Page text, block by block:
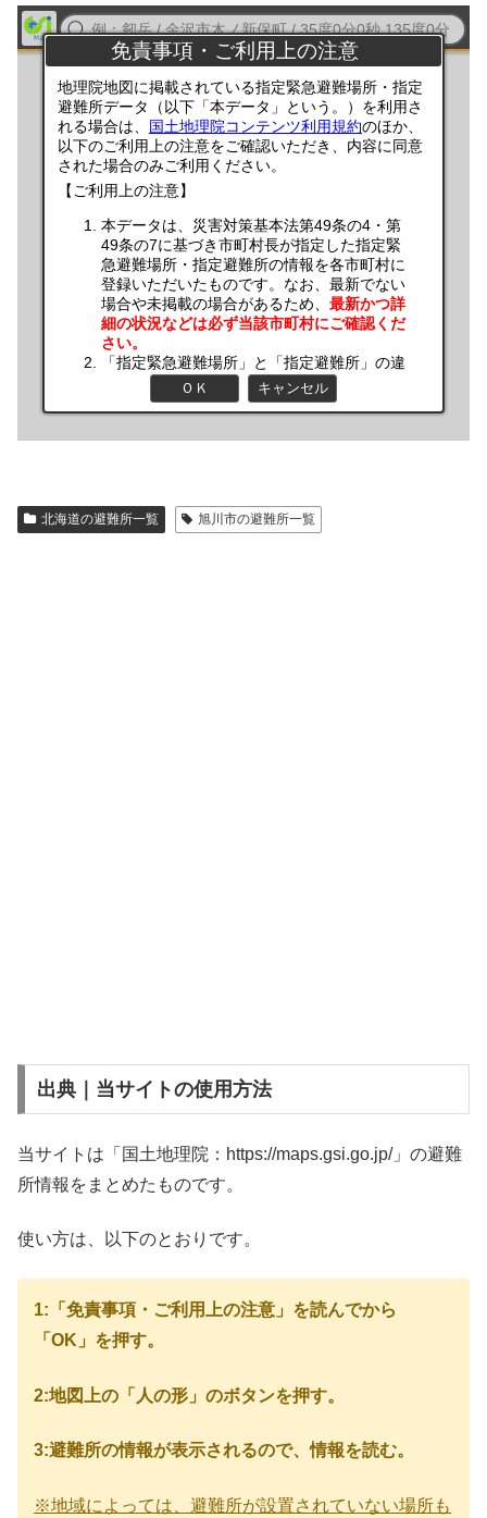
北海道の避難所一覧 旭川市の避難所一覧
出典｜当サイトの使用方法
当サイトは「国土地理院：https://maps.gsi.go.jp/」の避難
所情報をまとめたものです。
使い方は、以下のとおりです。
1:「免責事項・ご利用上の注意」を読んでから
「OK」を押す。
2:地図上の「人の形」のボタンを押す。
3:避難所の情報が表示されるので、情報を読む。
※地域によっては、避難所が設置されていない場所も